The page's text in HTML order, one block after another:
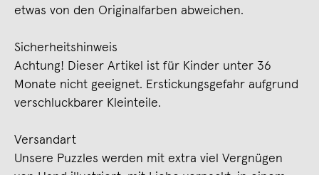
etwas von den Originalfarben abweichen.
Sicherheitshinweis
Achtung! Dieser Artikel ist für Kinder unter 36
Monate nicht geeignet. Erstickungsgefahr aufgrund
verschluckbarer Kleinteile.
Versandart
Unsere Puzzles werden mit extra viel Vergnügen